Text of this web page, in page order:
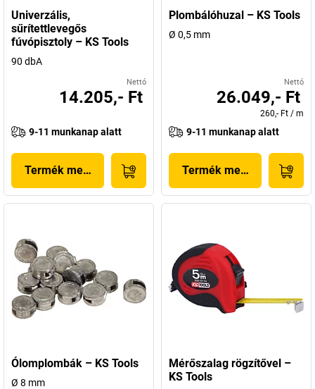
Univerzális,
sűrítettlevegős
fúvópisztoly – KS Tools
90 dbA
Nettó
14.205,- Ft
9-11 munkanap alatt
Termék megjelenítése
Plombálóhuzal – KS Tools
Ø 0,5 mm
Nettó
26.049,- Ft
260,- Ft / m
9-11 munkanap alatt
Termék megjelenítése
Ólomplombák – KS Tools
Ø 8 mm
Mérőszalag rögzítővel –
KS Tools